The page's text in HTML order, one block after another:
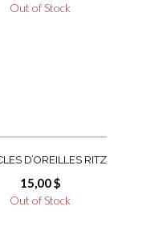
Out of Stock
D’OREILLES RITZ
15,00$
Out of Stock